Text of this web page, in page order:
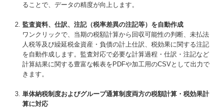
ることで、データの精度が向上します。
監査資料、仕訳、注記（税率差異の注記等）を自動作成
ワンクリックで、当期の税額計算から回収可能性の判断、未払法
人税等及び繰延税金資産・負債の計上仕訳、税効果に関する注記
を自動作成します。監査対応で必要な計算過程・仕訳・注記など
計算結果に関する豊富な帳表をPDFや加工用のCSVとして出力で
きます。
単体納税制度およびグループ通算制度両方の税額計算・税効果計
算に対応